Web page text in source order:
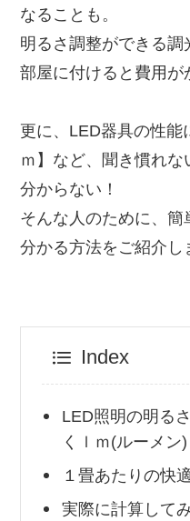
なることも。
明るさ調整ができる
部屋に付けると費用が
更に、LED器具の性能
ｍ】など、聞き慣れな
分からない！
そんな人のために、
分かる方法をご紹介し
Index
LED照明の明る
くｌｍ(ルーメン)
１畳あたりの快
実際に計算して